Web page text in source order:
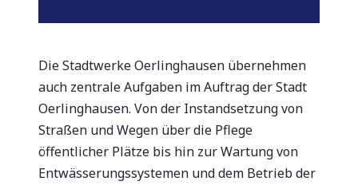
Die Stadtwerke Oerlinghausen übernehmen
auch zen­trale Aufgaben im Auftrag der Stadt
Oerlinghausen. Von der Instandsetzung von
Straßen und Wegen über die Pflege
öffentlicher Plätze bis hin zur Wartung von
Entwässerungssystemen und dem Betrieb der